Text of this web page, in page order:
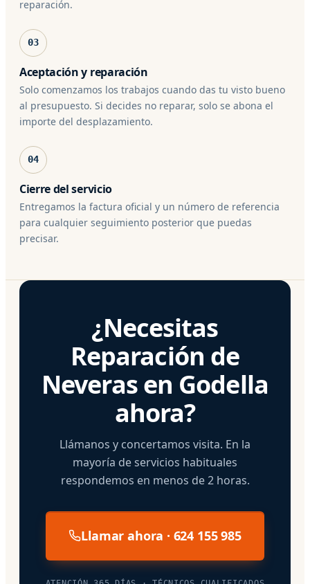
reparación.
03
Aceptación y reparación
Solo comenzamos los trabajos cuando das tu visto bueno
al presupuesto. Si decides no reparar, solo se abona el
importe del desplazamiento.
04
Cierre del servicio
Entregamos la factura oficial y un número de referencia
para cualquier seguimiento posterior que puedas
precisar.
¿Necesitas
Reparación de
Neveras en Godella
ahora?
Llámanos y concertamos visita. En la
mayoría de servicios habituales
respondemos en menos de 2 horas.
Llamar ahora · 624 155 985